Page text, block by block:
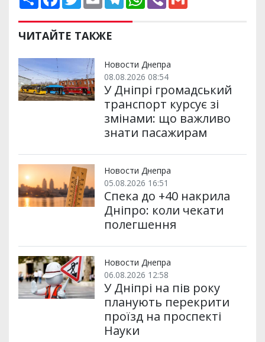
о
и
р
и
и
a
e
b
o
k
w
t
t
e
m
i
l
e
e
m
h
p
ЧИТАЙТЕ ТАКЖЕ
Новости Днепра
08.08.2026 08:54
У Дніпрі громадський
транспорт курсує зі
змінами: що важливо
знати пасажирам
Новости Днепра
05.08.2026 16:51
Спека до +40 накрила
Дніпро: коли чекати
полегшення
Новости Днепра
06.08.2026 12:58
У Дніпрі на пів року
планують перекрити
проїзд на проспекті
Науки